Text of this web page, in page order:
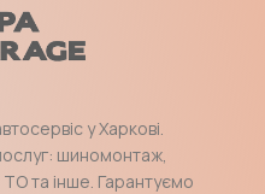
у Харкові.
шиномонтаж,
ТО та інше. Гарантуємо